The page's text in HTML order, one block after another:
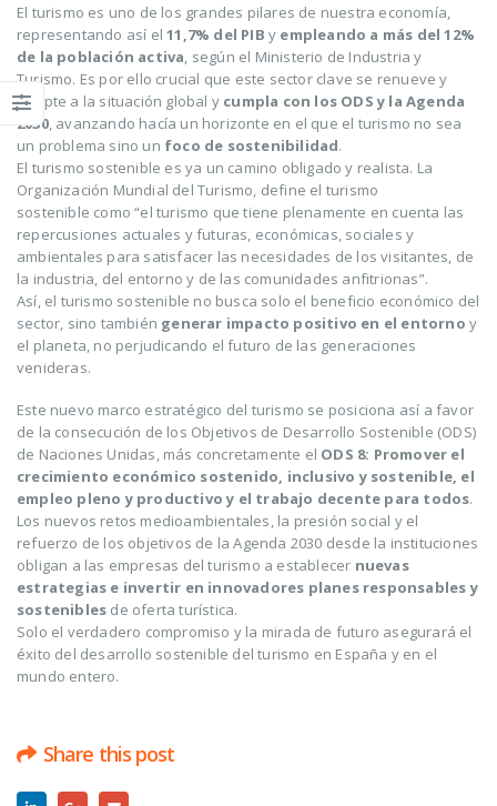
El turismo es uno de los grandes pilares de nuestra economía,
representando así el11,7% del PIB y empleando a más del 12%
de la población activa, según el Ministerio de Industria y
Turismo. Es por ello crucial que este sector clave se renueve y
adapte a la situación global y cumpla con los ODS y la Agenda
2030, avanzando hacía un horizonte en el que el turismo no sea
un problema sino un foco de sostenibilidad.
El turismo sostenible es ya un camino obligado y realista. La
Organización Mundial del Turismo, define el turismo
sostenible como “el turismo que tiene plenamente en cuenta las
repercusiones actuales y futuras, económicas, sociales y
ambientales para satisfacer las necesidades de los visitantes, de
la industria, del entorno y de las comunidades anfitrionas”.
Así, el turismo sostenible no busca solo el beneficio económico del
sector, sino también generar impacto positivo en el entorno y
el planeta, no perjudicando el futuro de las generaciones
venideras.
Este nuevo marco estratégico del turismo se posiciona así a favor
de la consecución de los Objetivos de Desarrollo Sostenible (ODS)
de Naciones Unidas, más concretamente el ODS 8: Promover el
crecimiento económico sostenido, inclusivo y sostenible, el
empleo pleno y productivo y el trabajo decente para todos.
Los nuevos retos medioambientales, la presión social y el
refuerzo de los objetivos de la Agenda 2030 desde la instituciones
obligan a las empresas del turismo a establecer nuevas
estrategias e invertir en innovadores planes responsables y
sostenibles de oferta turística.
Solo el verdadero compromiso y la mirada de futuro asegurará el
éxito del desarrollo sostenible del turismo en España y en el
mundo entero.
Share this post